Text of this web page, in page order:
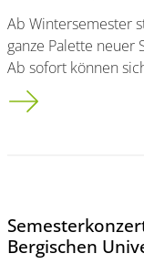
Ab Wintersemester
ganze Palette neuer
Ab sofort können
Neue
Bergischen